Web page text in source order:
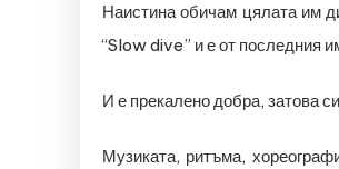
Наистина обичам цялата им
“Slow dive” и е от последния
И е прекалено добра, затова
Музиката, ритъма,